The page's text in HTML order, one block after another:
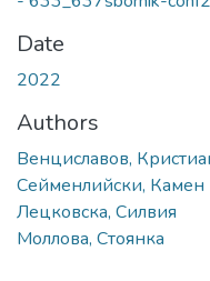
Date
2022
Authors
Венциславов,
Сейменлийски, Камен
Лецковска, Силвия
Моллова, Стоянка